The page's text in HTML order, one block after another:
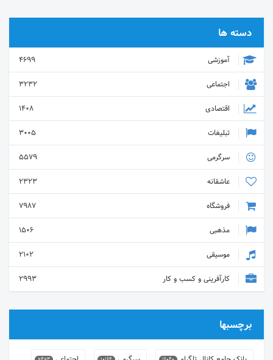
دسته ها
آموزشی
4699
اجتماعی
3232
اقتصادی
1408
تبلیغات
3005
سرگرمی
5579
عاشقانه
2323
فروشگاه
7987
مذهبی
1506
موسیقی
2102
کارآفرینی و کسب و کار
2993
برچسبها